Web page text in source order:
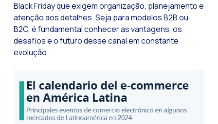
Automação: Como
História e impacto
WhatsApp
Conheça o
Black Friday que exigem organização, planejamento e
atenção aos detalhes. Seja para modelos B2B ou
B2C, é fundamental conhecer as vantagens, os
desafios e o futuro desse canal em constante
evolução.